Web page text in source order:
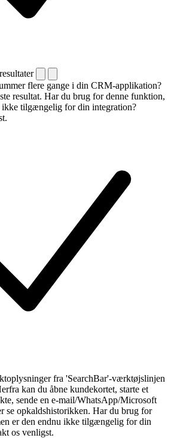
flere gange i din CRM-applikation?
resultat. Har du brug for denne funktion,
ikke tilgængelig for din integration?
fra 'SearchBar'-værktøjslinjen
kan du åbne kundekortet, starte et
sende en e-mail/WhatsApp/Microsoft
se opkaldshistorikken. Har du brug for
er den endnu ikke tilgængelig for din
os venligst.